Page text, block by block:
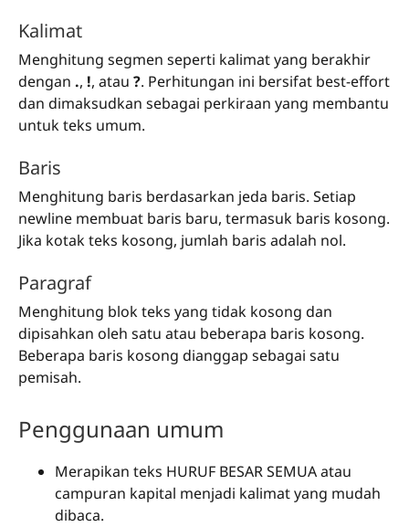
Kalimat
Menghitung segmen seperti kalimat yang berakhir
dengan ., !, atau ?. Perhitungan ini bersifat best-effort
dan dimaksudkan sebagai perkiraan yang membantu
untuk teks umum.
Baris
Menghitung baris berdasarkan jeda baris. Setiap
newline membuat baris baru, termasuk baris kosong.
Jika kotak teks kosong, jumlah baris adalah nol.
Paragraf
Menghitung blok teks yang tidak kosong dan
dipisahkan oleh satu atau beberapa baris kosong.
Beberapa baris kosong dianggap sebagai satu
pemisah.
Penggunaan umum
Merapikan teks HURUF BESAR SEMUA atau
campuran kapital menjadi kalimat yang mudah
dibaca.